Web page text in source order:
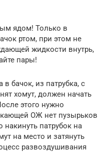
ядом! Только в
ртом, при этом не
жидкости внутрь,
пары!
бачок, из патрубка, с
хомут, должен начать
этого нужно
ОЖ нет пузырьков
накинуть патрубок на
на место и затянуть
развоздушивания